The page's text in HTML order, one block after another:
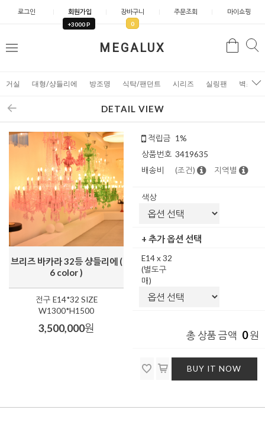
로그인 회원가입
+3000 P
장바구니
0
주문조회 마이쇼핑
MEGALUX
메
검
거실 대형/샹들리에 방조명 식탁/팬던트 시리즈 실링팬 벽조명
DETAIL VIEW
브리즈 바카라 32등 샹들리에 (
6 color )
전구 E14*32 SIZE
W1300*H1500
3,500,000원
적립금 1%
상품번호 3419635
배송비
(조건) 지역별
색상
+ 추가 옵션 선택
E14 x 32
(별도구
매)
총 상품 금액 0원
BUY IT NOW